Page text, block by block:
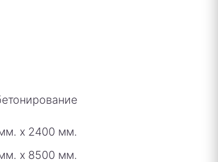
х 2400 мм.
х 8500 мм.